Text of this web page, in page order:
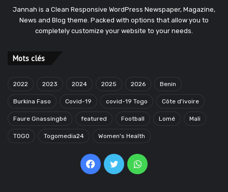
Jannah is a Clean Responsive WordPress Newspaper, Magazine,
News and Blog theme. Packed with options that allow you to
completely customize your website to your needs.
Mots clés
2022 2023 2024 2025 2026 Benin
Burkina Faso Covid-19 covid-19 Togo Côte d'ivoire
Faure Gnassingbé featured Football Lomé Mali
TOGO Togomedia24 Women's Health
Facebook
TwitterWhatsApp